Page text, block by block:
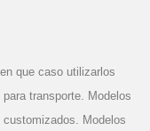
que caso utilizarlos
transporte. Modelos
customizados. Modelos